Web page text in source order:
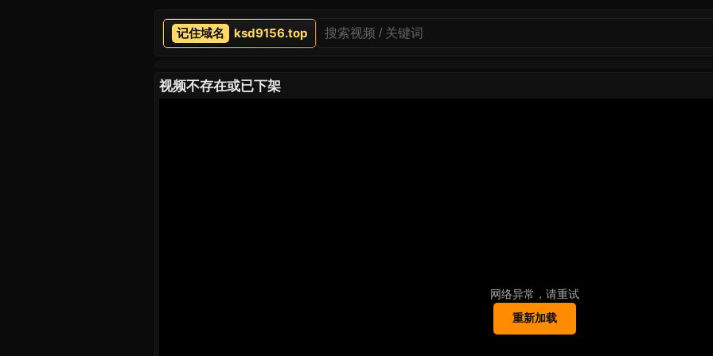
ksd9156.top
视频不存在或已下架
网络异常，请重试
重新加载